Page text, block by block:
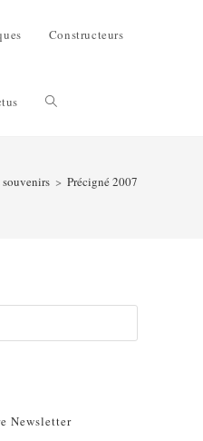
Constructeurs
> Précigné 2007
Newsletter